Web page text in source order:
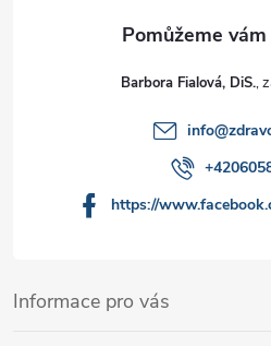
Informace pro vás
Barbora Fialová, DiS.
info@
https://